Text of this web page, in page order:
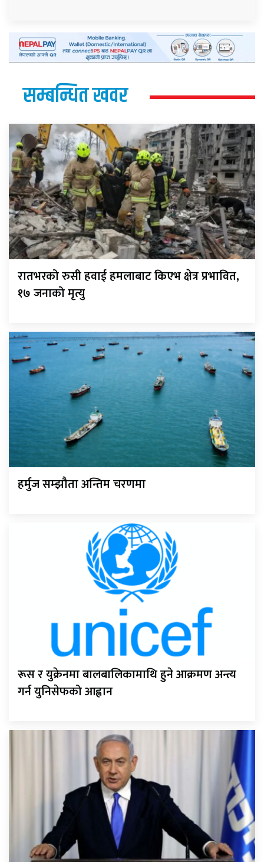
सम्बन्धित खवर
रातभरको रुसी हवाई हमलाबाट किएभ क्षेत्र प्रभावित,
१७ जनाको मृत्यु
हर्मुज सम्झौता अन्तिम चरणमा
रूस र युक्रेनमा बालबालिकामाथि हुने आक्रमण अन्त्य
गर्न युनिसेफको आह्वान